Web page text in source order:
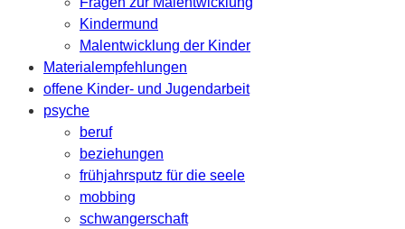
Kindermund
Malentwicklung der Kinder
Materialempfehlungen
offene Kinder- und Jugendarbeit
psyche
beruf
beziehungen
frühjahrsputz für die seele
mobbing
schwangerschaft